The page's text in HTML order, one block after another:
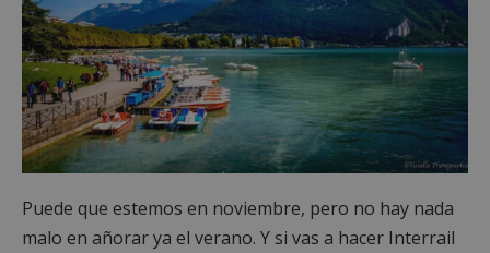
Puede que estemos en noviembre, pero no hay nada
malo en añorar ya el verano. Y si vas a hacer Interrail